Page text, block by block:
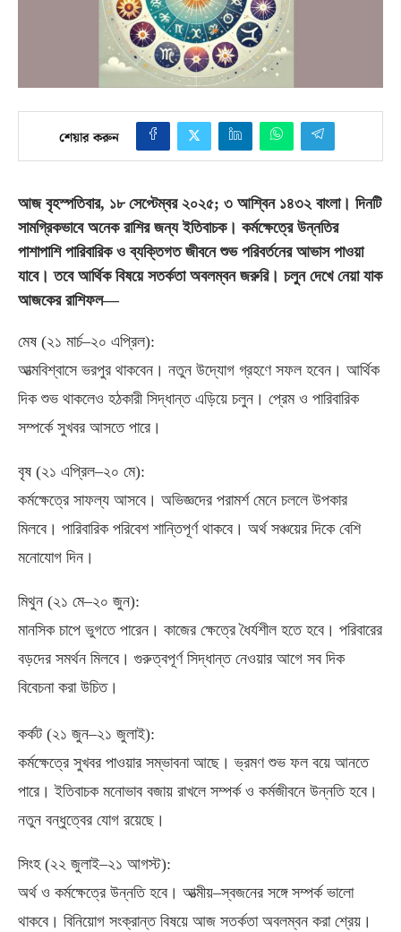
শেয়ার করুন
আজ বৃহস্পতিবার, ১৮ সেপ্টেম্বর ২০২৫; ৩ আশ্বিন ১৪৩২ বাংলা। দিনটি
সামগ্রিকভাবে অনেক রাশির জন্য ইতিবাচক। কর্মক্ষেত্রে উন্নতির
পাশাপাশি পারিবারিক ও ব্যক্তিগত জীবনে শুভ পরিবর্তনের আভাস পাওয়া
যাবে। তবে আর্থিক বিষয়ে সতর্কতা অবলম্বন জরুরি। চলুন দেখে নেয়া যাক
আজকের রাশিফল—
মেষ (২১ মার্চ–২০ এপ্রিল):
আত্মবিশ্বাসে ভরপুর থাকবেন। নতুন উদ্যোগ গ্রহণে সফল হবেন। আর্থিক
দিক শুভ থাকলেও হঠকারী সিদ্ধান্ত এড়িয়ে চলুন। প্রেম ও পারিবারিক
সম্পর্কে সুখবর আসতে পারে।
বৃষ (২১ এপ্রিল–২০ মে):
কর্মক্ষেত্রে সাফল্য আসবে। অভিজ্ঞদের পরামর্শ মেনে চললে উপকার
মিলবে। পারিবারিক পরিবেশ শান্তিপূর্ণ থাকবে। অর্থ সঞ্চয়ের দিকে বেশি
মনোযোগ দিন।
মিথুন (২১ মে–২০ জুন):
মানসিক চাপে ভুগতে পারেন। কাজের ক্ষেত্রে ধৈর্যশীল হতে হবে। পরিবারের
বড়দের সমর্থন মিলবে। গুরুত্বপূর্ণ সিদ্ধান্ত নেওয়ার আগে সব দিক
বিবেচনা করা উচিত।
কর্কট (২১ জুন–২১ জুলাই):
কর্মক্ষেত্রে সুখবর পাওয়ার সম্ভাবনা আছে। ভ্রমণ শুভ ফল বয়ে আনতে
পারে। ইতিবাচক মনোভাব বজায় রাখলে সম্পর্ক ও কর্মজীবনে উন্নতি হবে।
নতুন বন্ধুত্বের যোগ রয়েছে।
সিংহ (২২ জুলাই–২১ আগস্ট):
অর্থ ও কর্মক্ষেত্রে উন্নতি হবে। আত্মীয়–স্বজনের সঙ্গে সম্পর্ক ভালো
থাকবে। বিনিয়োগ সংক্রান্ত বিষয়ে আজ সতর্কতা অবলম্বন করা শ্রেয়।